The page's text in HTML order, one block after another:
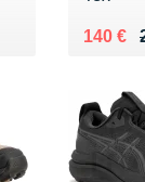
Au lieu
140 €
Vendu